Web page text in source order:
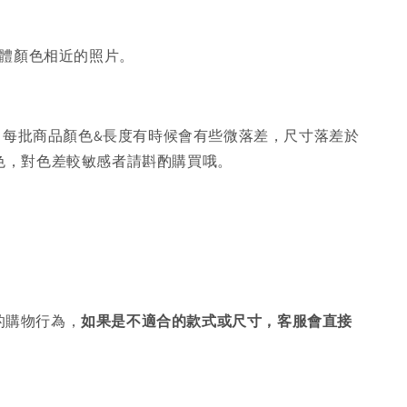
色相近的照片。
批商品顏色&長度有時候會有些微落差，尺寸落差於
對色差較敏感者請斟酌購買哦。
購物行為，如果是不適合的款式或尺寸，客服會直接